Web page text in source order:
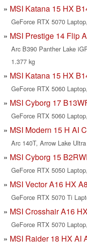
MSI Katana 15 HX
GeForce RTX 5070
MSI Prestige 14 Flip
Arc B390 Panther Lake
1.377 kg
MSI Katana 15 HX
GeForce RTX 5060
MSI Cyborg 17
GeForce RTX 5060
MSI Modern 15 H AI
Arc 140T, Arrow Lake
MSI Cyborg 15
GeForce RTX 5050
MSI Vector A16 HX
GeForce RTX 5070 Ti
MSI Crosshair A16
GeForce RTX 5070
MSI Raider 18 HX AI